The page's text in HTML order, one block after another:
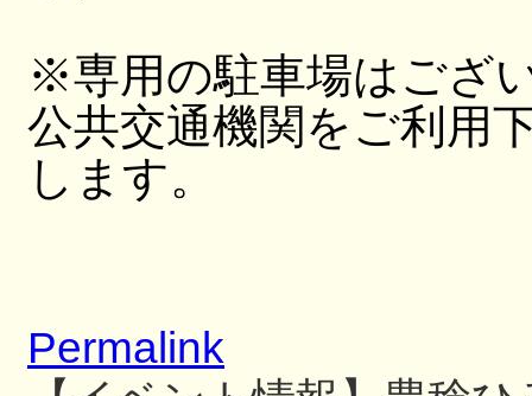
※専用の駐車場はござ
公共交通機関をご利用
します。
Permalink